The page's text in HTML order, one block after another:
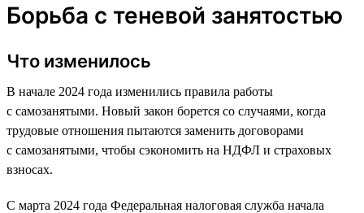
Борьба с теневой занятостью
Что изменилось
В начале 2024 года изменились правила работы
с самозанятыми. Новый закон борется со случаями, когда
трудовые отношения пытаются заменить договорами
с самозанятыми, чтобы сэкономить на НДФЛ и страховых
взносах.
С марта 2024 года Федеральная налоговая служба начала